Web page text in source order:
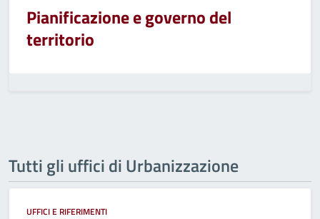
Pianificazione e governo del
territorio
Tutti gli uffici di Urbanizzazione
UFFICI E RIFERIMENTI